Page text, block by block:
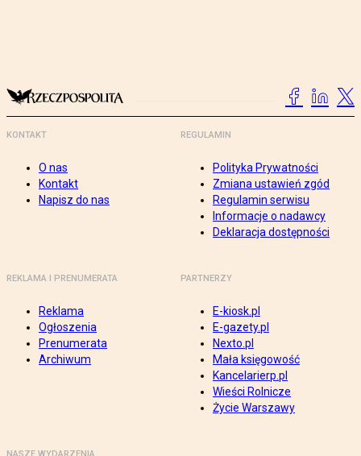
KONTAKT
O nas
Kontakt
Napisz do nas
REGULAMIN
Polityka Prywatności
Zmiana ustawień zgód
Regulamin serwisu
Informacje o nadawcy
Deklaracja dostępności
REKLAMA I PRENUMERATA
Reklama
Ogłoszenia
Prenumerata
Archiwum
PARTNERZY
E-kiosk.pl
E-gazety.pl
Nexto.pl
Mała księgowość
Kancelarierp.pl
Wieści Rolnicze
Życie Warszawy